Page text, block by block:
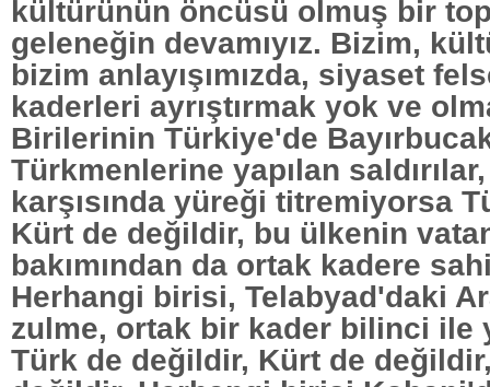
kültürünün öncüsü olmuş bir
geleneğin devamıyız. Bizim,
bizim anlayışımızda, siyaset
kaderleri ayrıştırmak yok ve
Birilerinin Türkiye'de
Türkmenlerine yapılan
karşısında yüreği titremiyorsa
Kürt de değildir, bu ülkenin
bakımından da ortak kadere
Herhangi birisi, Telabyad'daki
zulme, ortak bir kader bilinci ile
Türk de değildir, Kürt de